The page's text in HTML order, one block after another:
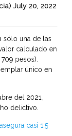
July 20, 2022
sólo una de las
calculado en
pesos).
único en
del 2021,
delictivo.
casi 1.5